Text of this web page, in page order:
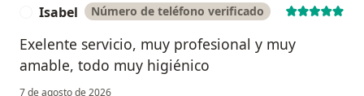
Isabel Número de teléfono verificado
Exelente servicio, muy profesional y muy
amable, todo muy higiénico
7 de agosto de 2026